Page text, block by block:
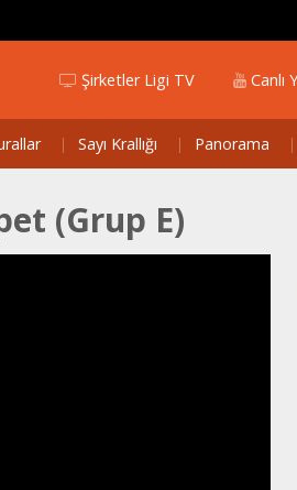
Sayı Krallığı Panorama
Canlı
Şirketler Ligi TV
(Grup E)